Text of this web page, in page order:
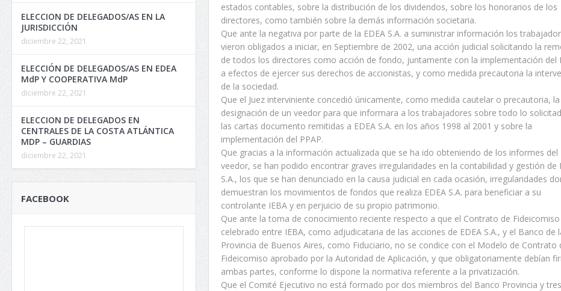
estados contables, sobre la distribución de los dividendos, sobre los honorarios de los
directores, como también sobre la demás información societaria.
Que ante la negativa por parte de la EDEA S.A. a suministrar información los
vieron obligados a iniciar, en Septiembre de 2002, una acción judicial solicitando la
de todos los directores como acción de fondo, juntamente con la implementación del
a efectos de ejercer sus derechos de accionistas, y como medida precautoria la
de la sociedad.
Que el Juez interviniente concedió únicamente, como medida cautelar o precautoria, la
designación de un veedor para que informara a los trabajadores sobre todo lo
las cartas documento remitidas a EDEA S.A. en los años 1998 al 2001 y sobre la
implementación del PPAP.
Que gracias a la información actualizada que se ha ido obteniendo de los informes del
veedor, se han podido encontrar graves irregularidades en la contabilidad y gestión de
S.A., los que se han denunciado en la causa judicial en cada ocasión, irregularidades
demuestran los movimientos de fondos que realiza EDEA S.A. para beneficiar a su
controlante IEBA y en perjuicio de su propio patrimonio.
Que ante la toma de conocimiento reciente respecto a que el Contrato de Fideicomiso
celebrado entre IEBA, como adjudicataria de las acciones de EDEA S.A., y el Banco de
Provincia de Buenos Aires, como Fiduciario, no se condice con el Modelo de Contrato
Fideicomiso aprobado por la Autoridad de Aplicación, y que obligatoriamente debían
ambas partes, conforme lo dispone la normativa referente a la privatización.
Que el Comité Ejecutivo no está formado por dos miembros del Banco Provincia y tres
ELECCION DE DELEGADOS/AS EN LA
JURISDICCIÓN
diciembre 22, 2021
ELECCIÓN DE DELEGADOS/AS EN EDEA
MdP Y COOPERATIVA MdP
diciembre 22, 2021
ELECCION DE DELEGADOS EN
CENTRALES DE LA COSTA ATLÁNTICA
MDP – GUARDIAS
diciembre 22, 2021
FACEBOOK